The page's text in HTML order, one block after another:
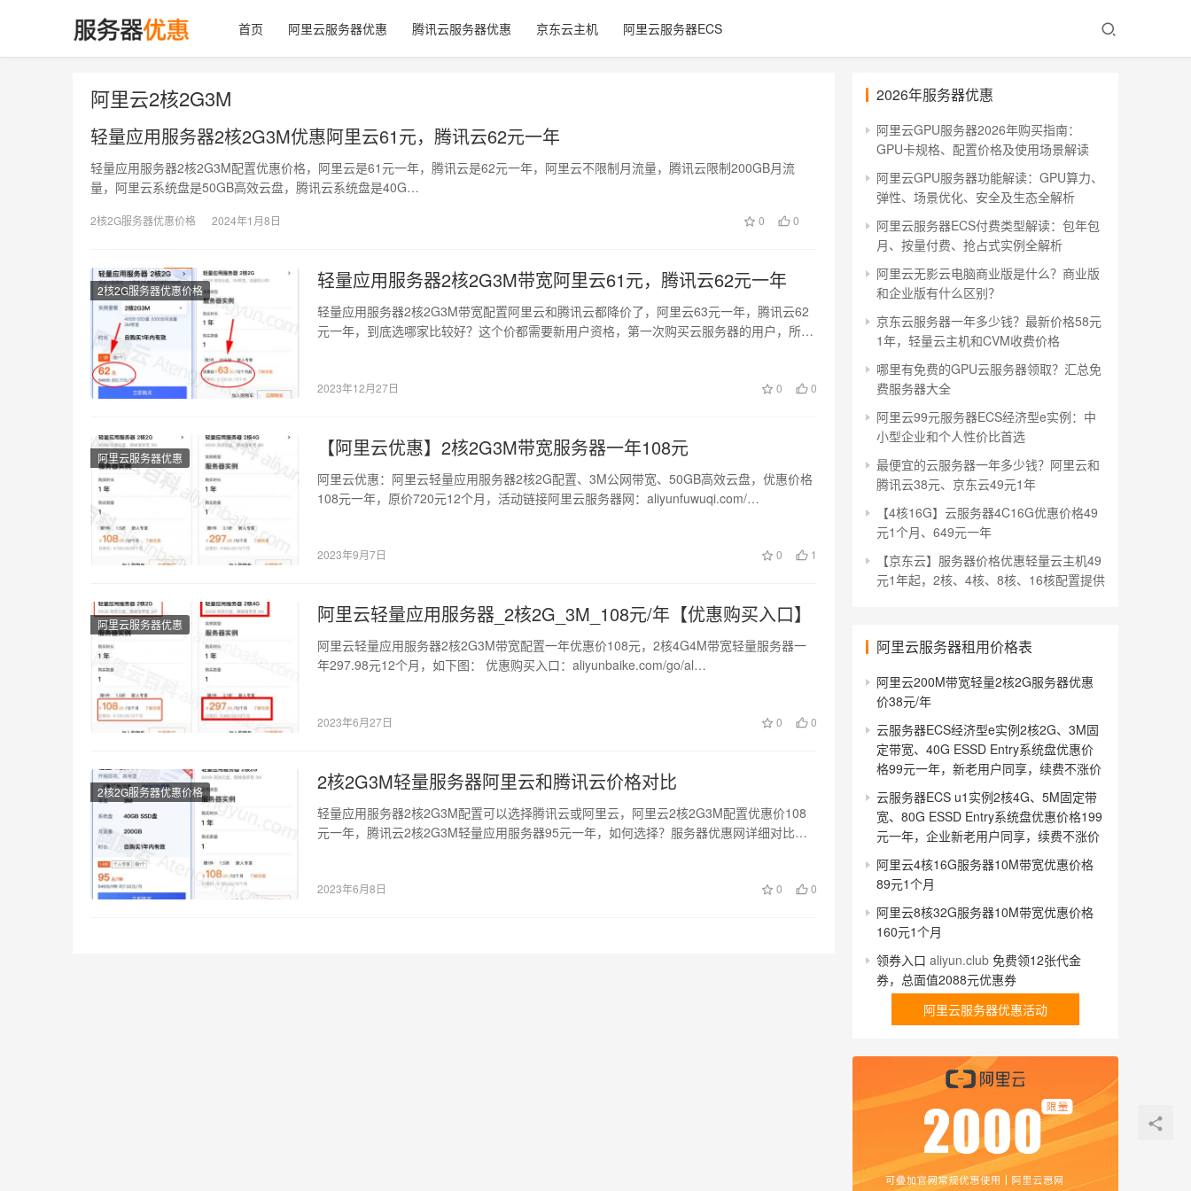
首页 阿里云服务器优惠 腾讯云服务器优惠 京东云主机 阿里云服务器ECS
阿里云2核2G3M
轻量应用服务器2核2G3M优惠阿里云61元，腾讯云62元一年
轻量应用服务器2核2G3M配置优惠价格，阿里云是61元一年，腾讯云是62元一年，阿里云不限制月流量，腾讯云限制200GB月流
量，阿里云系统盘是50GB高效云盘，腾讯云系统盘是40G…
2核2G服务器优惠价格 2024年1月8日 0 0
2核2G服务器优惠价格 轻量应用服务器2核2G3M带宽阿里云61元，腾讯云62元一年
轻量应用服务器2核2G3M带宽配置阿里云和腾讯云都降价了，阿里云63元一年，腾讯云62
元一年，到底选哪家比较好？这个价都需要新用户资格，第一次购买云服务器的用户，所
2023年12月27日 0 0
阿里云服务器优惠 【阿里云优惠】2核2G3M带宽服务器一年108元
阿里云优惠：阿里云轻量应用服务器2核2G配置、3M公网带宽、50GB高效云盘，优惠价格
108元一年，原价720元12个月，活动链接阿里云服务器网：aliyunfuwuqi.com/…
2023年9月7日 0 1
阿里云服务器优惠 阿里云轻量应用服务器_2核2G_3M_108元/年【优惠购买入口】
阿里云轻量应用服务器2核2G3M带宽配置一年优惠价108元，2核4G4M带宽轻量服务器一
年297.98元12个月，如下图： 优惠购买入口：aliyunbaike.com/go/al…
2023年6月27日 0 0
2核2G服务器优惠价格 2核2G3M轻量服务器阿里云和腾讯云价格对比
轻量应用服务器2核2G3M配置可以选择腾讯云或阿里云，阿里云2核2G3M配置优惠价108
元一年，腾讯云2核2G3M轻量应用服务器95元一年，如何选择？服务器优惠网详细对比阿
2023年6月8日 0 0
2026年服务器优惠
阿里云GPU服务器2026年购买指南：
GPU卡规格、配置价格及使用场景解读
阿里云GPU服务器功能解读：GPU算力、
弹性、场景优化、安全及生态全解析
阿里云服务器ECS付费类型解读：包年包
月、按量付费、抢占式实例全解析
阿里云无影云电脑商业版是什么？商业版
和企业版有什么区别？
京东云服务器一年多少钱？最新价格58元
1年，轻量云主机和CVM收费价格
哪里有免费的GPU云服务器领取？汇总免
费服务器大全
阿里云99元服务器ECS经济型e实例：中
小型企业和个人性价比首选
最便宜的云服务器一年多少钱？阿里云和
腾讯云38元、京东云49元1年
【4核16G】云服务器4C16G优惠价格49
元1个月、649元一年
【京东云】服务器价格优惠轻量云主机49
元1年起，2核、4核、8核、16核配置提供
阿里云服务器租用价格表
阿里云200M带宽轻量2核2G服务器优惠
价38元/年
云服务器ECS经济型e实例2核2G、3M固
定带宽、40G ESSD Entry系统盘优惠价
格99元一年，新老用户同享，续费不涨价
云服务器ECS u1实例2核4G、5M固定带
宽、80G ESSD Entry系统盘优惠价格199
元一年，企业新老用户同享，续费不涨价
阿里云4核16G服务器10M带宽优惠价格
89元1个月
阿里云8核32G服务器10M带宽优惠价格
160元1个月
领券入口 aliyun.club 免费领12张代金
券，总面值2088元优惠券
阿里云服务器优惠活动